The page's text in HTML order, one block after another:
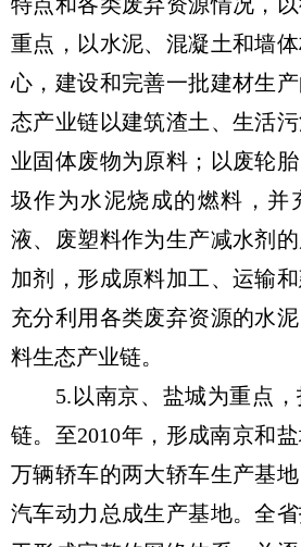
重点，以水泥、混凝土和墙
心，建设和完善一批建材生
态产业链以建筑渣土、生活
业固体废物为原料；以废轮
圾作为水泥烧成的燃料，并
液、废塑料作为生产减水剂
加剂，形成原料加工、运输
充分利用各类废弃资源的水
料生态产业链。
5.以南京、盐城为重点，
链。至2010年，形成南京和
万辆轿车的两大轿车生产基
汽车动力总成生产基地。全